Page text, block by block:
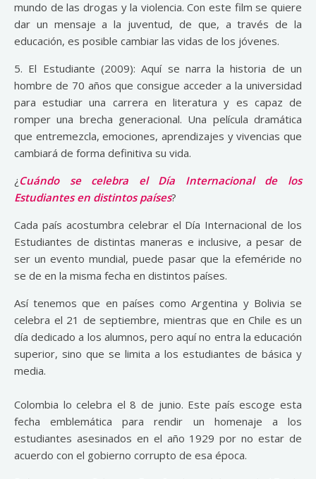
mundo de las drogas y la violencia. Con este film se quiere
dar un mensaje a la juventud, de que, a través de la
educación, es posible cambiar las vidas de los jóvenes.
5. El Estudiante (2009): Aquí se narra la historia de un
hombre de 70 años que consigue acceder a la universidad
para estudiar una carrera en literatura y es capaz de
romper una brecha generacional. Una película dramática
que entremezcla, emociones, aprendizajes y vivencias que
cambiará de forma definitiva su vida.
¿ Cuándo se celebra el Día Internacional de los
Estudiantes en distintos países?
Cada país acostumbra celebrar el Día Internacional de los
Estudiantes de distintas maneras e inclusive, a pesar de
ser un evento mundial, puede pasar que la efeméride no
se de en la misma fecha en distintos países.
Así tenemos que en países como Argentina y Bolivia se
celebra el 21 de septiembre, mientras que en Chile es un
día dedicado a los alumnos, pero aquí no entra la educación
superior, sino que se limita a los estudiantes de básica y
media.
Colombia lo celebra el 8 de junio. Este país escoge esta
fecha emblemática para rendir un homenaje a los
estudiantes asesinados en el año 1929 por no estar de
acuerdo con el gobierno corrupto de esa época.